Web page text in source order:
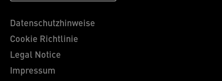
Datenschutzhinweise
Cookie Richtlinie
Legal Notice
Impressum